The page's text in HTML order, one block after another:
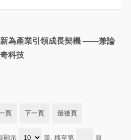
新為產業引領成長契機 ——兼論
科技
頁 下一頁 最後頁
顯示 筆, 移至第 頁